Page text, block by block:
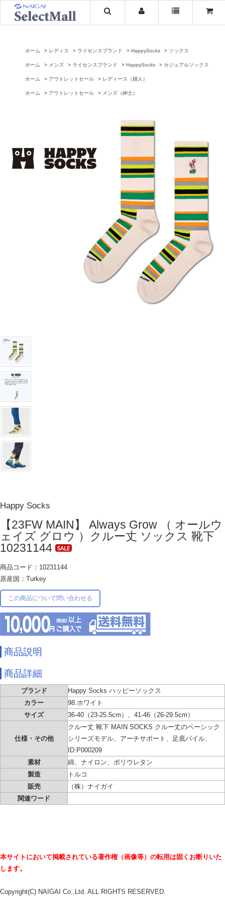
ホーム レディス ライセンスブランド HappySocks ソックス
ホーム メンズ ライセンスブランド HappySocks カジュアルソックス
ホーム アウトレットセール レディース（婦人）
ホーム アウトレットセール メンズ（紳士）
Happy Socks
【23FW MAIN】 Always Grow （ オールウ
ェイズ グロウ ）クルー丈 ソックス 靴下
10231144
商品コード：10231144
原産国：Turkey
この商品について問い合わせる
商品説明
商品詳細
ブランド
Happy Socks ハッピーソックス
カラー
98.ホワイト
サイズ
36-40（23-25.5cm）、41-46（26-29.5cm）
仕様・その他
クルー丈 靴下 MAIN SOCKS クルー丈のベーシック
シリーズモデル、アーチサポート、足底パイル、
ID:P000209
素材
綿、ナイロン、ポリウレタン
製造
トルコ
販売
（株）ナイガイ
関連ワード
本サイトにおいて掲載されている著作権（画像等）の転用は固くお断りいた
します。
Copyright(C) NAIGAI Co.,Ltd. ALL RIGHTS RESERVED.